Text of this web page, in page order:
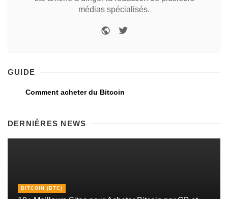
médias spécialisés.
GUIDE
Comment acheter du Bitcoin
DERNIÈRES NEWS
BITCOIN (BTC)